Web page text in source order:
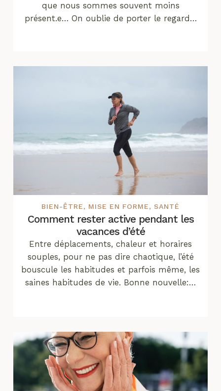
que nous sommes souvent moins
présent.e… On oublie de porter le regard…
BIEN-ÊTRE, MISE EN FORME, SANTÉ
Comment rester active pendant les
vacances d’été
Entre déplacements, chaleur et horaires
souples, pour ne pas dire chaotique, l’été
bouscule les habitudes et parfois même, les
saines habitudes de vie. Bonne nouvelle:…